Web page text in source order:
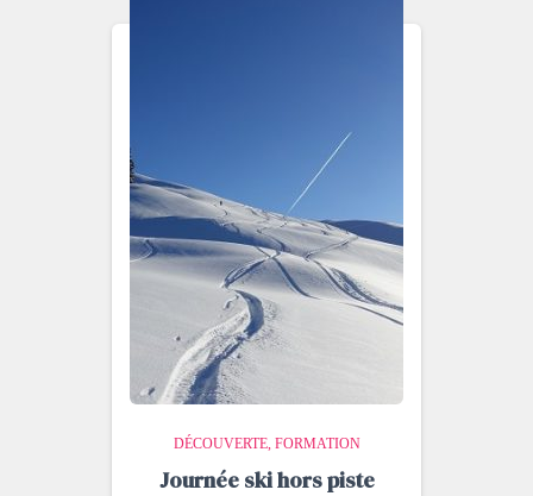
DÉCOUVERTE FORMATION
Journée ski hors piste